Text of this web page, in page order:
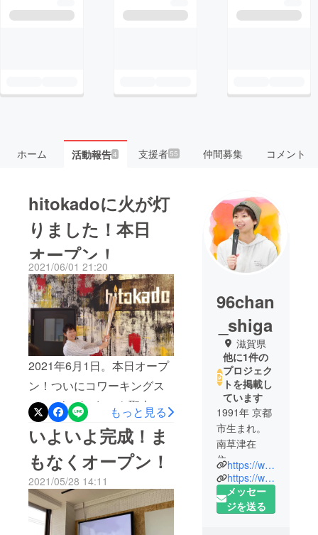
ホーム 活動報告4 支援者55 仲間募集 コメント
hitokadoに火が灯
りました！本日
オープン！
2021/06/01 21:20
2021年6月1日。本日オープ
ン！ついにコワーキングス
ペースhitokadoにも聖火が
灯りました！オーナーも私
もコワーキングスペースを
作るなんて1年前は想像もし
ていませんでした。ある意
味挑戦ですが、激動の時代
を乗り越える為にここ
もっと見る
いよいよ完成！ま
もなくオープン！
2021/05/28 14:11
96chan
_shiga
滋賀県
他に1件の
プロジェク
トを掲載し
ています
1991年 京都
市生まれ。
南草津在
住。
滋賀大学経
済学部在学
中は、彦根
https://www.96planning.com/
https://www.instagram.com/96chan_shiga/
メッセー
ジを送る